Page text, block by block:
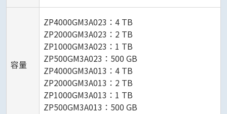
容量
ZP4000GM3A023：4 TB
ZP2000GM3A023：2 TB
ZP1000GM3A023：1 TB
ZP500GM3A023：500 GB
ZP4000GM3A013：4 TB
ZP2000GM3A013：2 TB
ZP1000GM3A013：1 TB
ZP500GM3A013：500 GB